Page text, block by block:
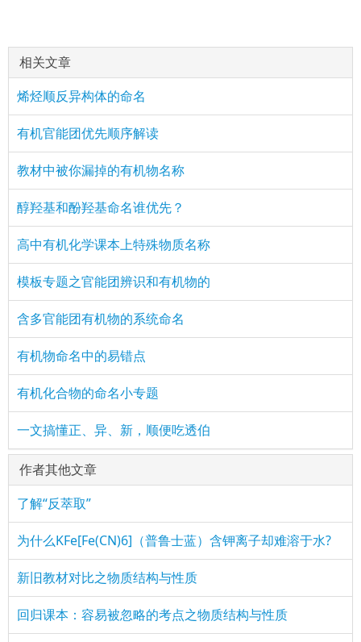
相关文章
烯烃顺反异构体的命名
有机官能团优先顺序解读
教材中被你漏掉的有机物名称
醇羟基和酚羟基命名谁优先？
高中有机化学课本上特殊物质名称
模板专题之官能团辨识和有机物的
含多官能团有机物的系统命名
有机物命名中的易错点
有机化合物的命名小专题
一文搞懂正、异、新，顺便吃透伯
作者其他文章
了解“反萃取”
为什么KFe[Fe(CN)6]（普鲁士蓝）含钾离子却难溶于水?
新旧教材对比之物质结构与性质
回归课本：容易被忽略的考点之物质结构与性质